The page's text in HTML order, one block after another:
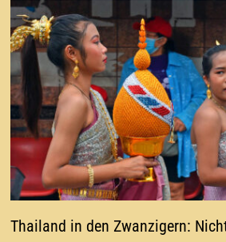
Thailand in den Zwanzigern: